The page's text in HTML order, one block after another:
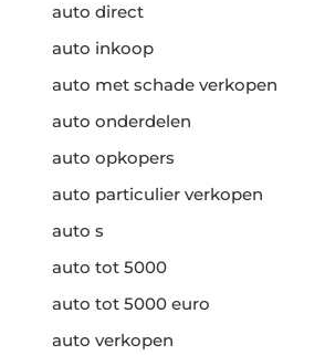
auto direct
auto inkoop
auto met schade verkopen
auto onderdelen
auto opkopers
auto particulier verkopen
auto s
auto tot 5000
auto tot 5000 euro
auto verkopen